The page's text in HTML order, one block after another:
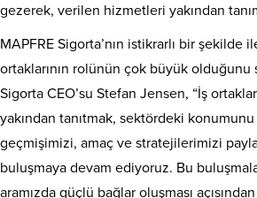
gezerek, verilen hizmetleri yakından
MAPFRE Sigorta’nın istikrarlı bir şekilde
ortaklarının rolünün çok büyük olduğunu
Sigorta CEO’su Stefan Jensen, “İş
yakından tanıtmak, sektördeki
geçmişimizi, amaç ve stratejilerimizi
buluşmaya devam ediyoruz. Bu
aramızda güçlü bağlar oluşması